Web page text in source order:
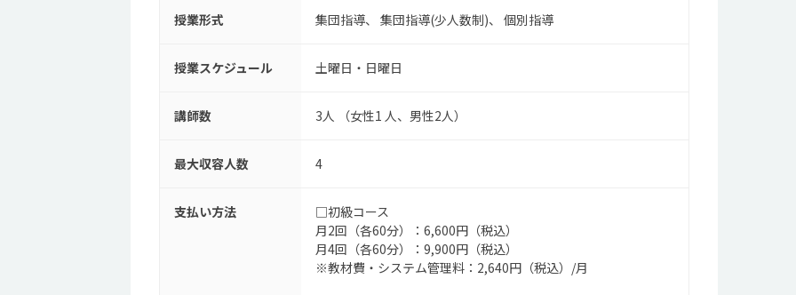
授業形式 集団指導 集団指導(少人数制) 個別指導
授業スケジュール 土曜日・日曜日
講師数 3人 （女性1 人、男性2人）
最大収容人数 4
支払い方法
□初級コース
月2回（各60分）：6,600円（税込）
月4回（各60分）：9,900円（税込）
※教材費・システム管理料：2,640円（税込）/月